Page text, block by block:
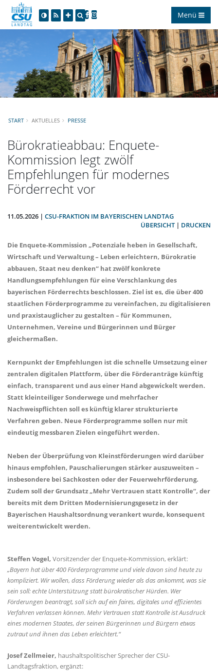
Menü
START AKTUELLES PRESSE
Bürokratieabbau: Enquete-
Kommission legt zwölf
Empfehlungen für modernes
Förderrecht vor
11.05.2026 | CSU-FRAKTION IM BAYERISCHEN LANDTAG
ÜBERSICHT| DRUCKEN
Die Enquete-Kommission „Potenziale heben in Gesellschaft,
Wirtschaft und Verwaltung – Leben erleichtern, Bürokratie
abbauen, Staat neu denken“ hat zwölf konkrete
Handlungsempfehlungen für eine Verschlankung des
bayerischen Förderrechts beschlossen. Ziel ist es, die über 400
staatlichen Förderprogramme zu vereinfachen, zu digitalisieren
und praxistauglicher zu gestalten – für Kommunen,
Unternehmen, Vereine und Bürgerinnen und Bürger
gleichermaßen.
Kernpunkt der Empfehlungen ist die schnelle Umsetzung einer
zentralen digitalen Plattform, über die Förderanträge künftig
einfach, transparent und aus einer Hand abgewickelt werden.
Statt kleinteiliger Sonderwege und mehrfacher
Nachweispflichten soll es künftig klarer strukturierte
Verfahren geben. Neue Förderprogramme sollen nur mit
eindeutig messbaren Zielen eingeführt werden.
Neben der Überprüfung von Kleinstförderungen wird darüber
hinaus empfohlen, Pauschalierungen stärker auszuweiten –
insbesondere bei Sachkosten oder der Feuerwehrförderung.
Zudem soll der Grundsatz „Mehr Vertrauen statt Kontrolle“, der
bereits mit dem Dritten Modernisierungsgesetz in der
Bayerischen Haushaltsordnung verankert wurde, konsequent
weiterentwickelt werden.
Steffen Vogel, Vorsitzender der Enquete-Kommission, erklärt:
Bayern hat über 400 Förderprogramme und viele davon sind heute zu
kompliziert. Wir wollen, dass Förderung wieder als das ankommt, was sie
sein soll: echte Unterstützung statt bürokratischer Hürden. Wer
Förderungen beantragt, soll sich auf ein faires, digitales und effizientes
Verfahren verlassen können. Mehr Vertrauen statt Kontrolle ist Ausdruck
eines modernen Staates, der seinen Bürgerinnen und Bürgern etwas
zutraut und ihnen das Leben erleichtert.“
Josef Zellmeier, haushaltspolitischer Sprecher der CSU-
Landtagsfraktion, ergänzt: